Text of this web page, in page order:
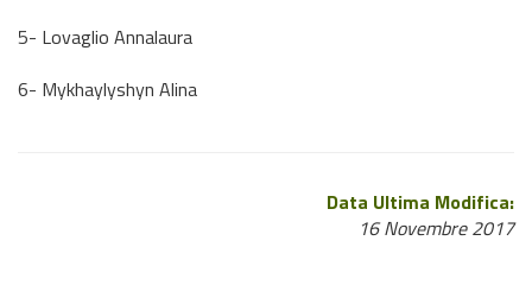
5- Lovaglio Annalaura
6- Mykhaylyshyn Alina
Data Ultima Modifica:
16 Novembre 2017